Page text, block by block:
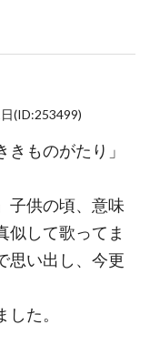
(ID:253499)
ものがたり」
子供の頃、意味
似して歌ってま
思い出し、今更
た。